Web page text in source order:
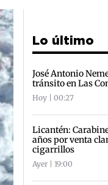
Lo último
José Antonio
tránsito en Las
Hoy | 00:27
Licantén:
años por venta
cigarrillos
Ayer | 19:00